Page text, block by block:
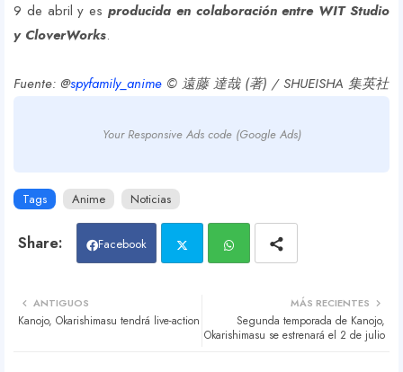
9 de abril y es producida en colaboración entre WIT Studio
y CloverWorks.
Fuente: @spyfamily_anime © 遠藤 達哉 (著) / SHUEISHA 集英社
Your Responsive Ads code (Google Ads)
Tags Anime Noticias
Facebook
ter atsa
MÁS RECIENTES
Segunda temporada de Kanojo,
Okarishimasu se estrenará el 2 de julio
ANTIGUOS
Kanojo, Okarishimasu tendrá live-action